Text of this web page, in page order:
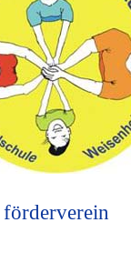
förderverein